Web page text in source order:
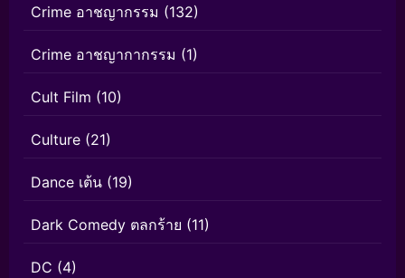
Crime อาชญากรรม (132)
Crime อาชญากากรรม (1)
Cult Film (10)
Culture (21)
Dance เต้น (19)
Dark Comedy ตลกร้าย (11)
DC (4)